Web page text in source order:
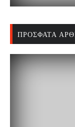
ΠΡΌΣΦΑΤΑ